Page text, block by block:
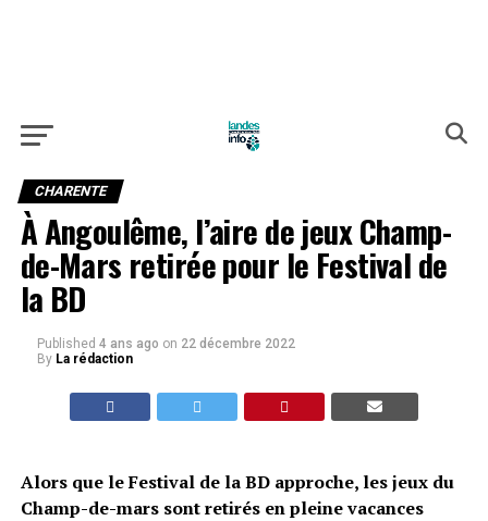
CHARENTE
À Angoulême, l’aire de jeux Champ-
de-Mars retirée pour le Festival de
la BD
Published 4 ans ago on 22 décembre 2022
By La rédaction
Alors que le Festival de la BD approche, les jeux du
Champ-de-mars sont retirés en pleine vacances